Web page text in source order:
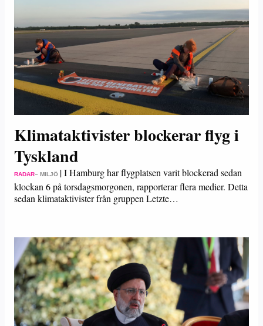
Klimataktivister blockerar flyg i
Tyskland
RADAR– MILJÖ |I Hamburg har flygplatsen varit blockerad sedan
klockan 6 på torsdagsmorgonen, rapporterar flera medier. Detta
sedan klimataktivister från gruppen Letzte…